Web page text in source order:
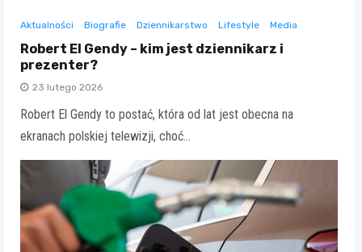
Aktualności Biografie Dziennikarstwo Lifestyle Media
Robert El Gendy – kim jest dziennikarz i
prezenter?
23 lutego 2026
Robert El Gendy to postać, która od lat jest obecna na
ekranach polskiej telewizji, choć…